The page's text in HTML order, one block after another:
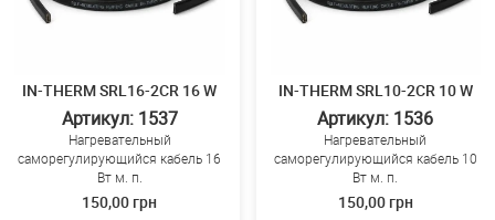
IN-THERM SRL16-2CR 16 W
Артикул: 1537
Нагревательный
саморегулирующийся кабель 16
Вт м. п.
150,00 грн
IN-THERM SRL10-2CR 10 W
Артикул: 1536
Нагревательный
саморегулирующийся кабель 10
Вт м. п.
150,00 грн